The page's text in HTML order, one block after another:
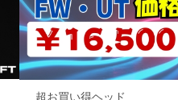
超お買い得ヘッド